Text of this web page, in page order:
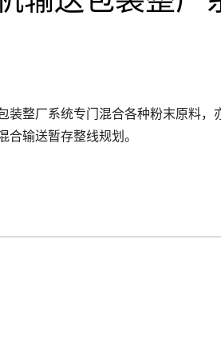
装整厂系统专门混合各种粉末原料，
合输送暂存整线规划。